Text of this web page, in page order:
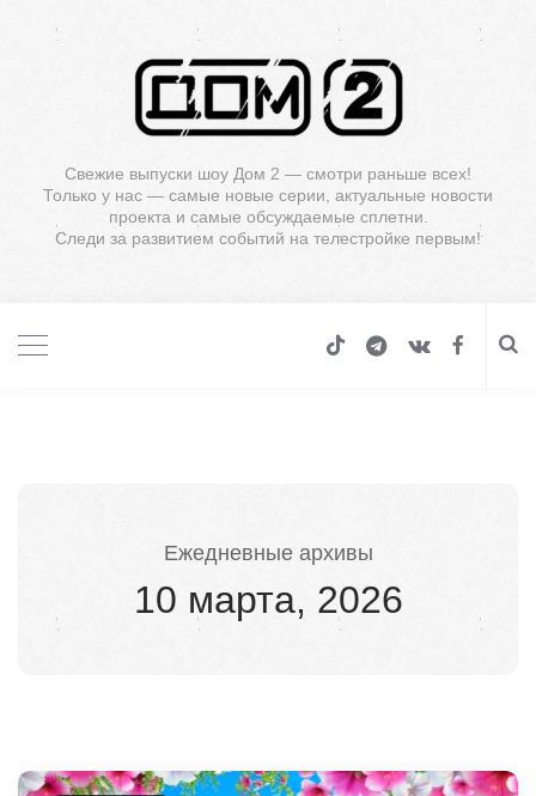
Свежие выпуски шоу Дом 2 — смотри раньше всех!
Только у нас — самые новые серии, актуальные новости
проекта и самые обсуждаемые сплетни.
Следи за развитием событий на телестройке первым!
Ежедневные архивы
10 марта, 2026